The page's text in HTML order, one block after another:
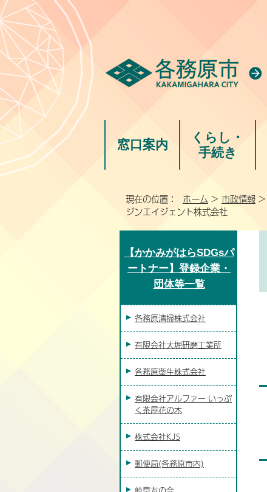
窓口案内
くらし・
手続き
現在の位置： ホーム > 市政情報 >
ジンエイジェント株式会社
【かかみがはらSDGsパ
ートナー】登録企業・
団体等一覧
各務原清掃株式会社
有限会社大堀研磨工業所
各務原衛生株式会社
有限会社アルファー いっぷ
く茶屋花の木
株式会社KJS
郵便局(各務原市内)